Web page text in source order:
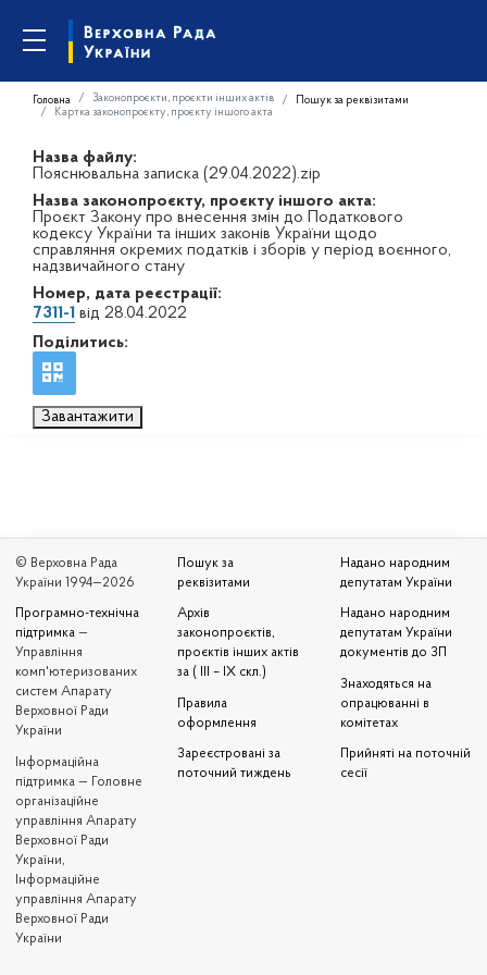
Головна Законопроєкти, проєкти інших актів
Пошук за реквізитами
Картка законопроєкту, проєкту іншого акта
Назва файлу:
Пояснювальна записка (29.04.2022).zip
Назва законопроєкту, проєкту іншого акта:
Проєкт Закону про внесення змін до Податкового
кодексу України та інших законів України щодо
справляння окремих податків і зборів у період воєнного,
надзвичайного стану
Номер, дата реєстрації:
7311-1 від 28.04.2022
Поділитись:
Завантажити
© Верховна Рада
України 1994—2026
Програмно-технічна
підтримка —
Управління
комп'ютеризованих
систем Апарату
Верховної Ради
України
Iнформаційна
підтримка — Головне
організаційне
управління Апарату
Верховної Ради
України,
Інформаційне
управління Апарату
Верховної Ради
України
Пошук за
реквізитами
Архів
законопроєктів,
проєктів інших актів
за ( III – IX скл.)
Правила
оформлення
Зареєстровані за
поточний тиждень
Надано народним
депутатам України
Надано народним
депутатам України
документів до ЗП
Знаходяться на
опрацюванні в
комітетах
Прийняті на поточній
сесії